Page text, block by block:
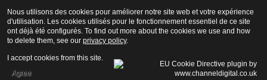
Accueil
Nous utilisons des cookies pour améliorer notre site web et votre expérience
d'utilisation. Les cookies utilisés pour le fonctionnement essentiel de ce site
ont déjà été configurés. To find out more about the cookies we use and how
to delete them, see our privacy policy.
I accept cookies from this site.
Agree